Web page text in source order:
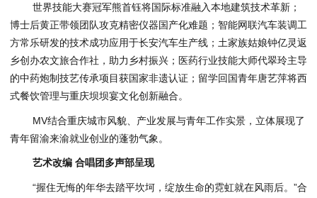
世界技能大赛冠军熊首钰将国际标准融入本地建筑技术革新；
博士后黄正带领团队攻克精密仪器国产化难题；智能网联汽车装调工
方常乐研发的技术成功应用于长安汽车生产线；土家族姑娘钟亿灵返
乡创办农文旅合作社，助力乡村振兴；医药行业技能大师代翠玲主导
的中药炮制技艺传承项目获国家非遗认证；留学回国青年唐艺萍将西
式餐饮管理与重庆坝坝宴文化创新融合。
MV结合重庆城市风貌、产业发展与青年工作实景，立体展现了
青年留渝来渝就业创业的蓬勃气象。
艺术改编 合唱团多声部呈现
“握住无悔的年华去踏平坎坷，绽放生命的霓虹就在风雨后。”合